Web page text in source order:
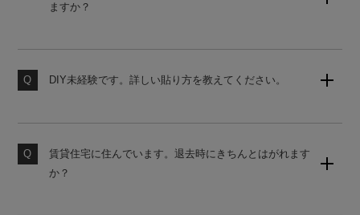
ますか？
ください。
DIY未経験です。詳しい貼り方を教えてください。
壁紙の貼り方はこちら
賃貸住宅に住んでいます。退去時にきちんとはがれます
か？